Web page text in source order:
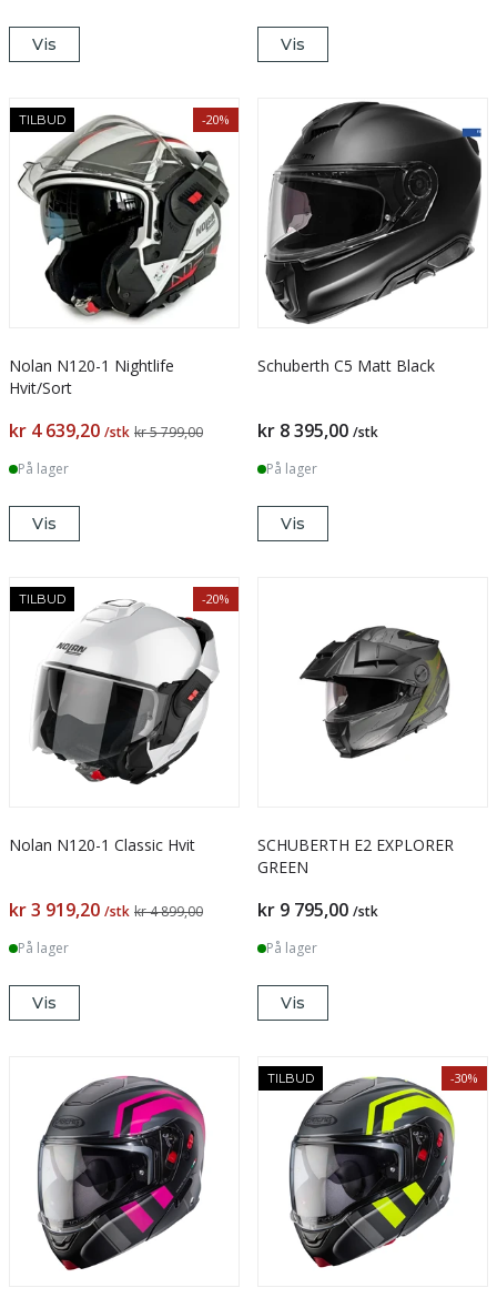
Vis Vis
TILBUD -20%
Nolan N120-1 Nightlife
Hvit/Sort
kr 4 639,20 /stk kr 5 799,00
På lager
Vis
Schuberth C5 Matt Black
kr 8 395,00 /stk
På lager
Vis
TILBUD -20%
Nolan N120-1 Classic Hvit
kr 3 919,20 /stk kr 4 899,00
På lager
Vis
SCHUBERTH E2 EXPLORER
GREEN
kr 9 795,00 /stk
På lager
Vis
TILBUD -30%